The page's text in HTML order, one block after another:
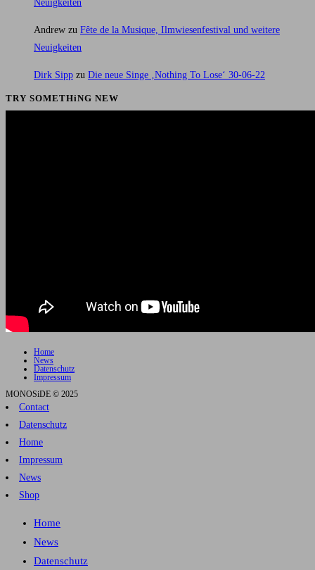
Neuigkeiten
Andrew zu Fête de la Musique, Ilmwiesenfestival und weitere
Neuigkeiten
Dirk Sipp zu Die neue Singe ‚Nothing To Lose‘ 30-06-22
TRY SOMETHiNG NEW
Home
News
Datenschutz
Impressum
MONOSiDE © 2025
Contact
Datenschutz
Home
Impressum
News
Shop
Home
News
Datenschutz